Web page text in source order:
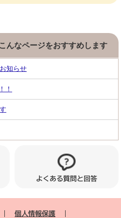
こんなページをおすすめします
知らせ
！
よくある質問と回答
個人情報保護